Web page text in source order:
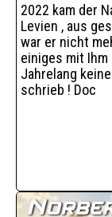
Josef
mit ihrem
19.12.2025 -
und
2022 kam der
Levien , aus
war er nicht
einiges mit
Jahrelang
schrieb ! Doc